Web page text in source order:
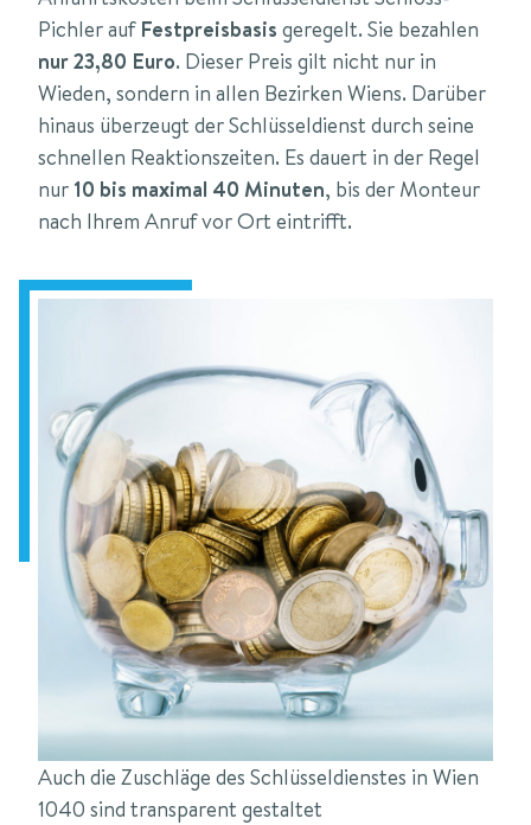
Pichler auf Festpreisbasis geregelt. Sie bezahlen
nur 23,80 Euro. Dieser Preis gilt nicht nur in
Wieden, sondern in allen Bezirken Wiens. Darüber
hinaus überzeugt der Schlüsseldienst durch seine
schnellen Reaktionszeiten. Es dauert in der Regel
nur 10 bis maximal 40 Minuten, bis der Monteur
nach Ihrem Anruf vor Ort eintrifft.
Auch die Zuschläge des Schlüsseldienstes in Wien
1040 sind transparent gestaltet